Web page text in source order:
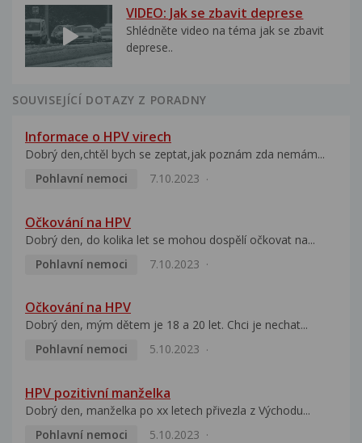
VIDEO: Jak se zbavit deprese
Shlédněte video na téma jak se zbavit
deprese..
SOUVISEJÍCÍ DOTAZY Z PORADNY
Informace o HPV virech
Dobrý den,chtěl bych se zeptat,jak poznám zda nemám...
Pohlavní nemoci
7.10.2023
Očkování na HPV
Dobrý den, do kolika let se mohou dospělí očkovat na...
Pohlavní nemoci
7.10.2023
Očkování na HPV
Dobrý den, mým dětem je 18 a 20 let. Chci je nechat...
Pohlavní nemoci
5.10.2023
HPV pozitivní manželka
Dobrý den, manželka po xx letech přivezla z Východu...
Pohlavní nemoci
5.10.2023